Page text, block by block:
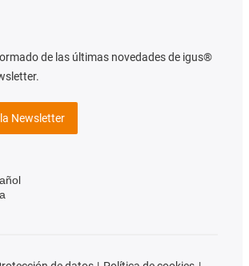
de las últimas novedades de igus®
Newsletter